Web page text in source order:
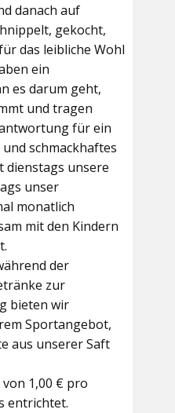
danach auf
gekocht,
das leibliche Wohl
ein
es darum geht,
und tragen
für ein
schmackhaftes
dienstags unsere
unser
monatlich
mit den Kindern
der
zur
bieten wir
Sportangebot,
aus unserer Saft
1,00 € pro
entrichtet.